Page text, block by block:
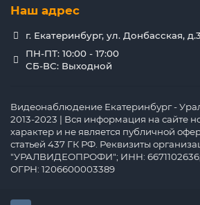
Наш адрес
г. Екатеринбург, ул. Донбасская,
ПН-ПТ: 10:00 - 17:00
СБ-ВС: Выходной
Видеонаблюдение Екатеринбург -
2013-2023 | Вся информация на сайте
характер и не является публичной
статьей 437 ГК РФ. Реквизиты
"УРАЛВИДЕОПРОФИ"; ИНН: 6671102636;
ОГРН: 1206600003389